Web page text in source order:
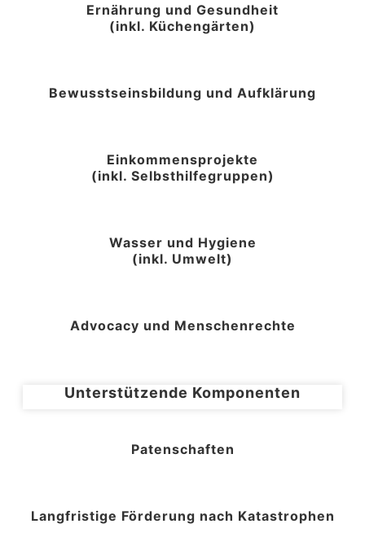
Ernährung und Gesundheit
(inkl. Küchengärten)
Bewusstseinsbildung und Aufklärung
Einkommensprojekte
(inkl. Selbsthilfegruppen)
Wasser und Hygiene
(inkl. Umwelt)
Advocacy und Menschenrechte
Unterstützende Komponenten
Patenschaften
Langfristige Förderung nach Katastrophen